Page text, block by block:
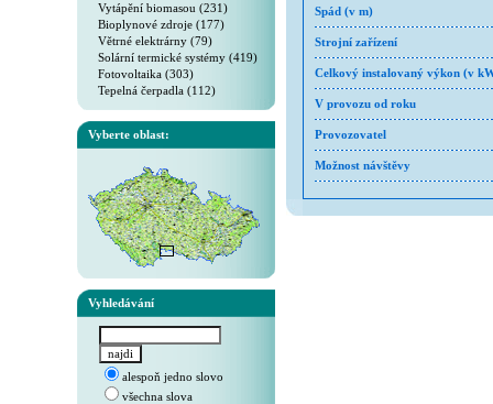
Vytápění biomasou (231)
Bioplynové zdroje (177)
Větrné elektrárny (79)
Solární termické systémy (419)
Fotovoltaika (303)
Tepelná čerpadla (112)
Vyberte oblast:
Vyhledávání
alespoň jedno slovo
všechna slova
Spád (v m)
Strojní zařízení
Celkový instalovaný výkon (v
V provozu od roku
Provozovatel
Možnost návštěvy